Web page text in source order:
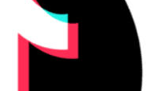
nên ưu
hãng khi cần
hành minh bạch